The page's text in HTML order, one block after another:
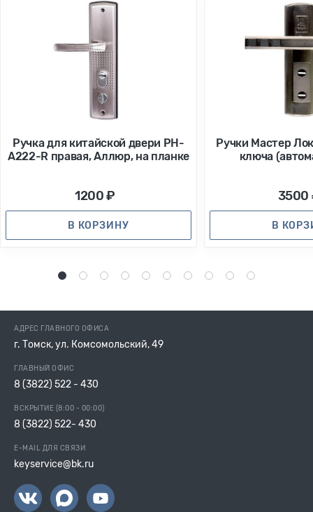
Ручка для китайской двери РН-
А222-R правая, Аллюр, на планке
1200 ₽
В КОРЗИНУ
Ручки Мастер
ключа
3500
В
1 2 3 4 5 6 7 8 9 10
АДРЕС ГЛАВНОГО ОФИСА
г. Томск, ул. Комсомольский, 49
ГЛАВНЫЙ ОФИС
8 (3822) 522 - 430
ВСКРЫТИЕ (8:00 - 00:00)
8 (3822) 522- 430
E-MAIL ДЛЯ СВЯЗИ
keyservice@bk.ru